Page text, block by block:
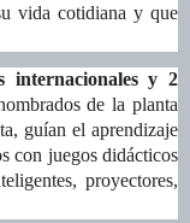
vida cotidiana y que
internacionales y 2
de la planta
guían el aprendizaje
con juegos didácticos
proyectores,